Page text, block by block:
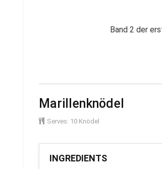
Band 2 der
Marillenknödel
Serves: 10 Knödel
INGREDIENTS